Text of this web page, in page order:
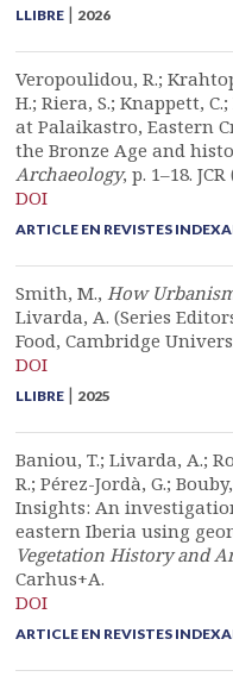
LLIBRE | 2026
Veropoulidou, R.;
H.; Riera, S.; Knappett,
at Palaikastro, Eastern
the Bronze Age and
Archaeology, p. 1–18.
DOI
ARTICLE EN REVISTES
Smith, M., How
Livarda, A. (Series
Food, Cambridge
DOI
LLIBRE | 2025
Baniou, T.; Livarda, A.;
R.; Pérez-Jordà, G.;
Insights: An
eastern Iberia using
Vegetation History and
Carhus+A.
DOI
ARTICLE EN REVISTES